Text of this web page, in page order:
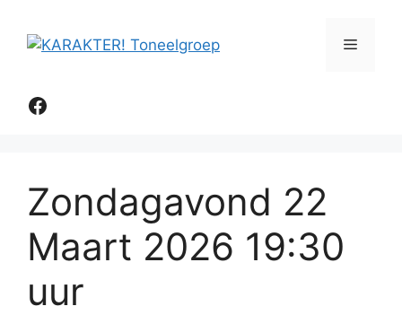
naar
Menu
Facebook
Zondagavond 22
Maart 2026 19:30
uur